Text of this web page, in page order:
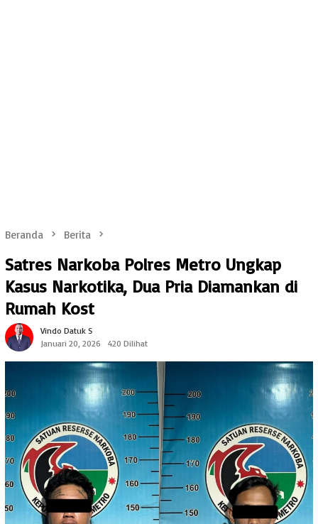
Beranda Berita
Satres Narkoba Polres Metro Ungkap
Kasus Narkotika, Dua Pria Diamankan di
Rumah Kost
Vindo Datuk S
Januari 20, 2026
420 Dilihat